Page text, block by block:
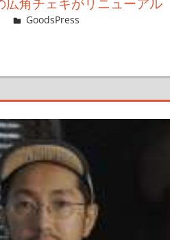
＆GP
GoodsPress